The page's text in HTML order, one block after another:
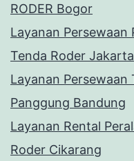
RODER Bogor
Layanan
Tenda Roder Jakarta
Layanan Persewaan
Panggung Bandung
Layanan Rental
Roder Cikarang